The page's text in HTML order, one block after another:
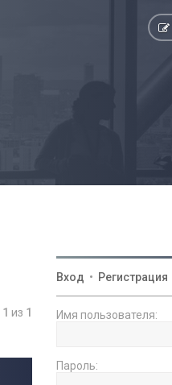
1 из 1
Вход • Регистрация
Имя пользователя:
Пароль: